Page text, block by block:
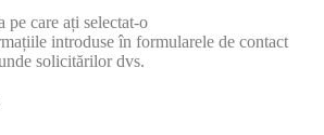
pe care ați selectat-o
introduse în formularele de contact
solicitărilor dvs.